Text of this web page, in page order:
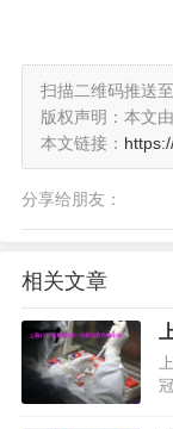
扫描二维码推送至
版权声明：本文由
本文链接：
分享给朋友：
相关文章